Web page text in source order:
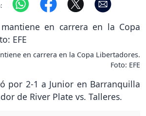
en carrera en la Copa Libertadores.
Foto: EFE
por 2-1 a Junior en Barranquilla
de River Plate vs. Talleres.